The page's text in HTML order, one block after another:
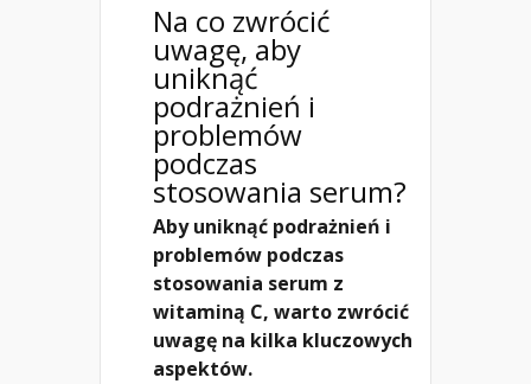
Na co zwrócić
uwagę, aby
uniknąć
podrażnień i
problemów
podczas
stosowania serum?
Aby uniknąć podrażnień i
problemów podczas
stosowania serum z
witaminą C, warto zwrócić
uwagę na kilka kluczowych
aspektów.